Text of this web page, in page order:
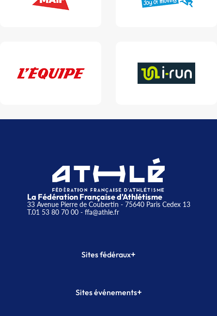
La Fédération Française d'Athlétisme
33 Avenue Pierre de Coubertin - 75640 Paris Cedex 13
T.01 53 80 70 00- ffa@athle.fr
Sites fédéraux+
Plateforme Formation
Sites événements+